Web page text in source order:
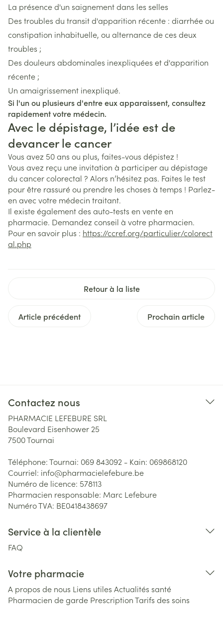
La présence d'un saignement dans les selles
Des troubles du transit d'apparition récente : diarrhée ou
constipation inhabituelle, ou alternance de ces deux
troubles ;
Des douleurs abdominales inexpliquées et d'apparition
récente ;
Un amaigrissement inexpliqué.
Si l'un ou plusieurs d'entre eux apparaissent, consultez
rapidement votre médecin.
Avec le dépistage, l’idée est de
devancer le cancer
Vous avez 50 ans ou plus, faites-vous dépistez !
Vous avez reçu une invitation à participer au dépistage
du cancer colorectal ? Alors n’hésitez pas. Faites le test
pour être rassuré ou prendre les choses à temps ! Parlez-
en avec votre médecin traitant.
Il existe également des auto-tests en vente en
pharmacie. Demandez conseil à votre pharmacien.
Pour en savoir plus : https://ccref.org/particulier/colorect
al.php
Retour à la liste
Article précédent Prochain article
Contactez nous
PHARMACIE LEFEBURE SRL
Boulevard Eisenhower 25
7500Tournai
Téléphone:Tournai: 069 843092 - Kain: 069868120
Courriel: info@pharmacielefebure.be
Numéro de licence: 578113
Pharmacien responsable: Marc Lefebure
Numéro TVA: BE0418438697
Service à la clientèle
FAQ
Votre pharmacie
A propos de nous Liens utiles Actualités santé
Pharmacien de garde PrescriptionTarifs des soins